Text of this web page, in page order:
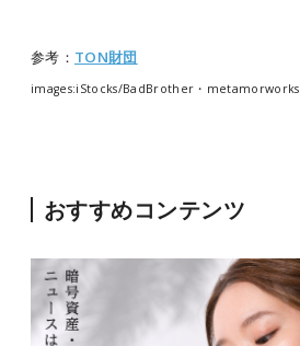
参考： TON財団
images:iStocks/BadBrother・metamorworks
おすすめコンテンツ